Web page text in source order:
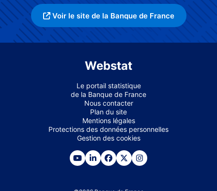
Voir le site de la Banque de France
Webstat
Le portail statistique
de la Banque de France
Nous contacter
Plan du site
Mentions légales
Protections des données personnelles
Gestion des cookies